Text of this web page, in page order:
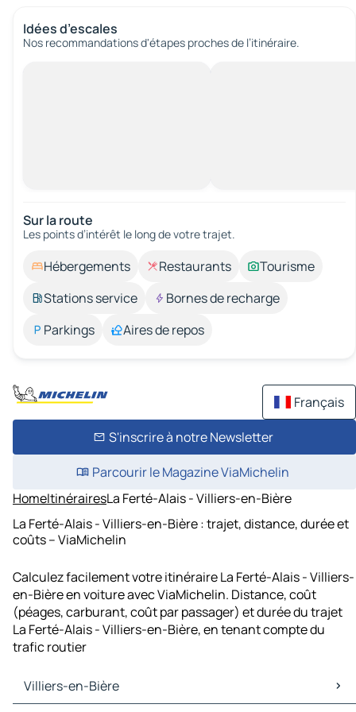
Idées d’escales
Nos recommandations d'étapes proches de l’itinéraire.
Sur la route
Les points d’intérêt le long de votre trajet.
Hébergements Restaurants
Tourisme
Stations service
Bornes de recharge
Parkings
Aires de repos
Français
S'inscrire à notre Newsletter
Parcourir le Magazine ViaMichelin
HomeItinérairesLa Ferté-Alais - Villiers-en-Bière
La Ferté-Alais - Villiers-en-Bière : trajet, distance, durée et
coûts – ViaMichelin
Calculez facilement votre itinéraire La Ferté-Alais - Villiers-
en-Bière en voiture avec ViaMichelin. Distance, coût
(péages, carburant, coût par passager) et durée du trajet
La Ferté-Alais - Villiers-en-Bière, en tenant compte du
trafic routier
Villiers-en-Bière